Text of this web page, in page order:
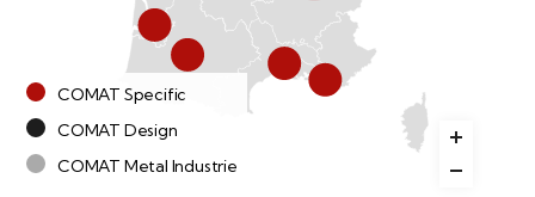
COMAT Specific
COMAT Design
COMAT Metal Industrie